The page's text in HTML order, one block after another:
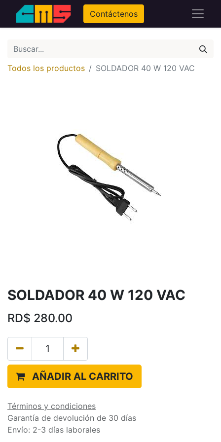
Contáctenos
Todos los productos SOLDADOR 40 W 120 VAC
SOLDADOR 40 W 120 VAC
RD$ 280.00
AÑADIR AL CARRITO
Términos y condiciones
Garantía de devolución de 30 días
Envío: 2-3 días laborales